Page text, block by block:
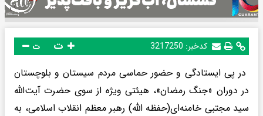
کدخبر: 3217250 ت
در پی ایستادگی و حضور حماسی مردم سیستان و بلوچستان
در دوران «جنگ رمضان»، هیئتی ویژه از سوی حضرت آیت‌الله
سید مجتبی خامنه‌ای(حفظه الله) رهبر معظم انقلاب اسلامی، به